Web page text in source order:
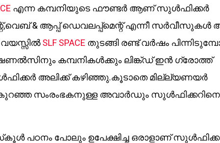
എന്ന കമ്പനിയുടെ ഫൗണ്ടർ ആണ് സുൾഫിക്കർ
& ആപ്പ് ഡെവലപ്പ്മെന്റ് എന്നീ
വയസ്സിൽ SLF SPACE തുടങ്ങി രണ്ട് വർഷം
കമ്പനികൾക്കും ലിങ്ക്ഡ് ഇൻ ഗ്രോത്ത്
അലിക്ക് കഴിഞ്ഞു.കൂടാതെ മില്ല്യണയർ
കുറഞ്ഞ സംരംഭകനുള്ള അവാർഡും സുൾഫിക്കറിനെ
പഠനം പോലും ഉപേക്ഷിച്ച ഒരാളാണ്